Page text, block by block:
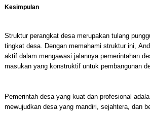
Kesimpulan
Struktur perangkat desa merupakan tulang
tingkat desa. Dengan memahami struktur ini,
aktif dalam mengawasi jalannya pemerintahan
masukan yang konstruktif untuk pembangunan
Pemerintah desa yang kuat dan profesional
mewujudkan desa yang mandiri, sejahtera, dan